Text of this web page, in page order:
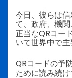
今日、彼らは
て、政府、機
正当なQRコー
いて世界中で主
QRコードの予
ために読み続け